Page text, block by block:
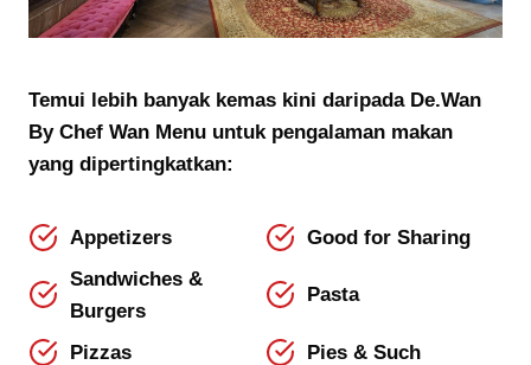
Temui lebih banyak kemas kini daripada De.Wan
By Chef Wan Menu untuk pengalaman makan
yang dipertingkatkan:
Appetizers
Good for Sharing
Sandwiches &
Burgers
Pasta
Pizzas
Pies & Such